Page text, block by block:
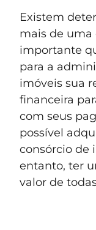
Existem
mais de uma
importante
para a
imóveis sua
financeira
com seus
possível
consórcio de
entanto, ter
valor de